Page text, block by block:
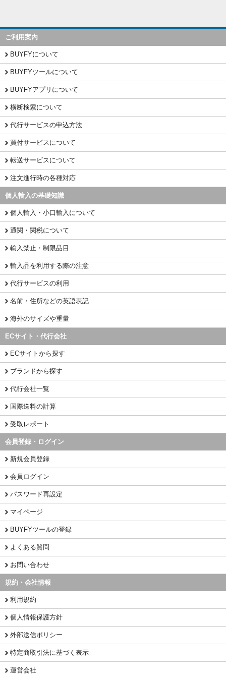
ご利用案内
BUYFYについて
BUYFYツールについて
BUYFYアプリについて
横断検索について
代行サービスの申込方法
買付サービスについて
転送サービスについて
注文進行時の各種対応
個人輸入の基礎知識
個人輸入・小口輸入について
通関・関税について
輸入禁止・制限品目
輸入品を利用する際の注意
代行サービスの利用
名前・住所などの英語表記
海外のサイズや重量
ECサイト・代行会社
ECサイトから探す
ブランドから探す
代行会社一覧
国際送料の計算
受取レポート
会員登録・ログイン
新規会員登録
会員ログイン
パスワード再設定
マイページ
BUYFYツールの登録
よくある質問
お問い合わせ
規約・会社情報
利用規約
個人情報保護方針
外部送信ポリシー
特定商取引法に基づく表示
運営会社